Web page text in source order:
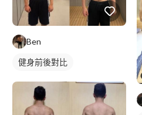
Ben
健身前後對比